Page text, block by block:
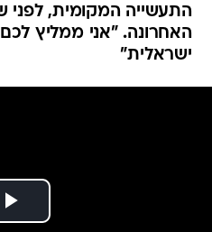
התעשייה המקומית, לפני
האחרונה. "אני ממליץ
ישראלית"